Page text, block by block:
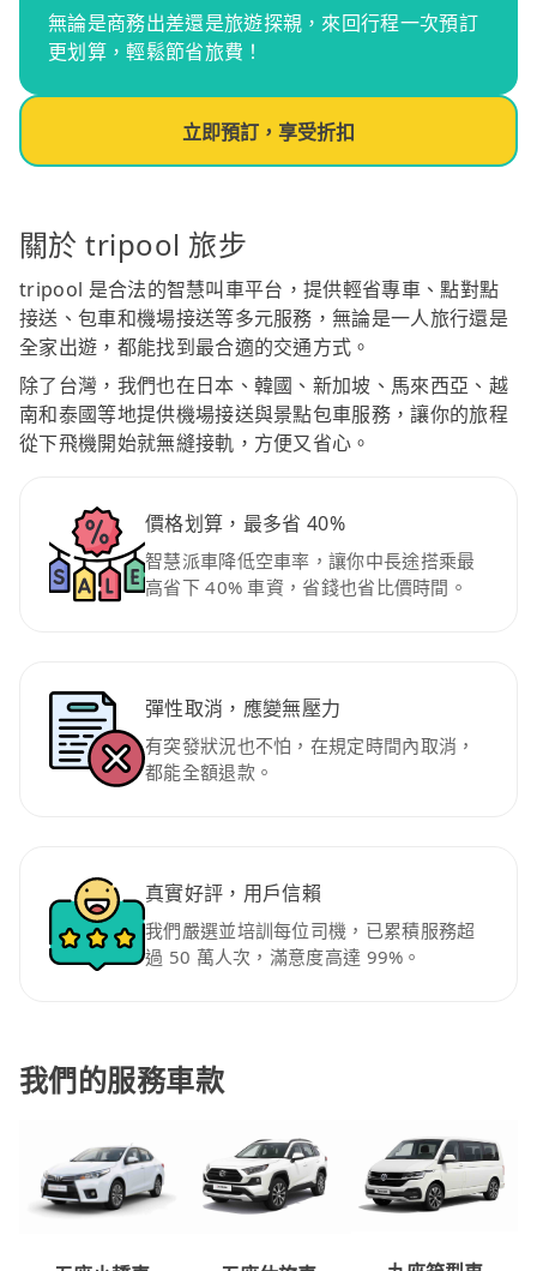
無論是商務出差還是旅遊探親，來回行程一次預訂
更划算，輕鬆節省旅費！
立即預訂，享受折扣
關於 tripool 旅步
tripool 是合法的智慧叫車平台，提供輕省專車、點對點
接送、包車和機場接送等多元服務，無論是一人旅行還是
全家出遊，都能找到最合適的交通方式。
除了台灣，我們也在日本、韓國、新加坡、馬來西亞、越
南和泰國等地提供機場接送與景點包車服務，讓你的旅程
從下飛機開始就無縫接軌，方便又省心。
價格划算，最多省 40%
智慧派車降低空車率，讓你中長途搭乘最
高省下 40% 車資，省錢也省比價時間。
彈性取消，應變無壓力
有突發狀況也不怕，在規定時間內取消，
都能全額退款。
真實好評，用戶信賴
我們嚴選並培訓每位司機，已累積服務超
過 50 萬人次，滿意度高達 99%。
我們的服務車款